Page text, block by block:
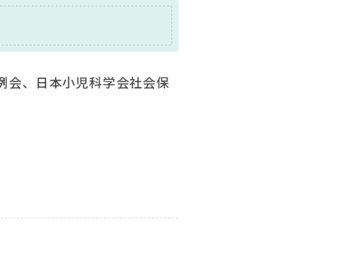
会、日本小児科学会社会保